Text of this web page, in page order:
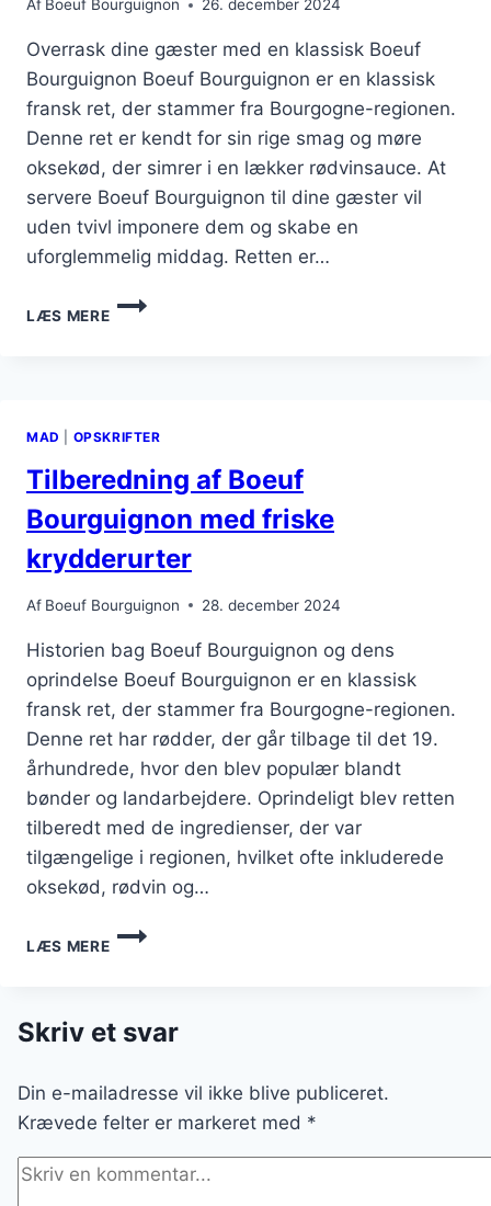
Af Boeuf Bourguignon 26. december 2024
Overrask dine gæster med en klassisk Boeuf
Bourguignon Boeuf Bourguignon er en klassisk
fransk ret, der stammer fra Bourgogne-regionen.
Denne ret er kendt for sin rige smag og møre
oksekød, der simrer i en lækker rødvinsauce. At
servere Boeuf Bourguignon til dine gæster vil
uden tvivl imponere dem og skabe en
uforglemmelig middag. Retten er…
LÆS MERE
OVERRASK
DINE
BOURGUIGNON
MAD OPSKRIFTER
Tilberedning af Boeuf
Bourguignon med friske
krydderurter
Af Boeuf Bourguignon 28. december 2024
Historien bag Boeuf Bourguignon og dens
oprindelse Boeuf Bourguignon er en klassisk
fransk ret, der stammer fra Bourgogne-regionen.
Denne ret har rødder, der går tilbage til det 19.
århundrede, hvor den blev populær blandt
bønder og landarbejdere. Oprindeligt blev retten
tilberedt med de ingredienser, der var
tilgængelige i regionen, hvilket ofte inkluderede
oksekød, rødvin og…
LÆS MERE
TILBEREDNING
AF
MED
FRISKE
Skriv et svar
Din e-mailadresse vil ikke blive publiceret.
Krævede felter er markeret med *